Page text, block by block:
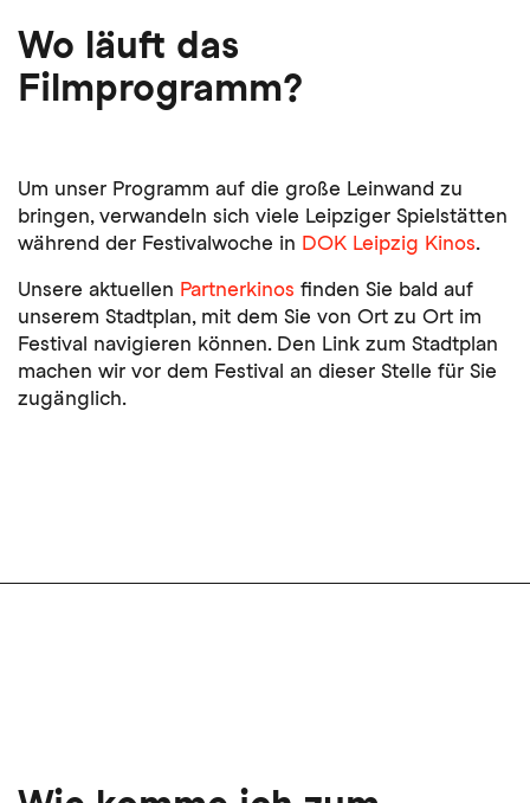
Wo läuft das
Filmprogramm?
Um unser Programm auf die große Leinwand zu
bringen, verwandeln sich viele Leipziger Spielstätten
während der Festivalwoche in DOK Leipzig Kinos.
Unsere aktuellen Partnerkinos finden Sie bald auf
unserem Stadtplan, mit dem Sie von Ort zu Ort im
Festival navigieren können. Den Link zum Stadtplan
machen wir vor dem Festival an dieser Stelle für Sie
zugänglich.